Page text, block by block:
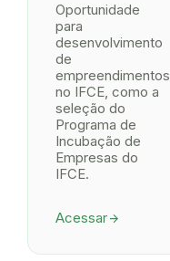
Oportunidade
para
desenvolvimento
de
empreendimentos
no IFCE, como a
seleção do
Programa de
Incubação de
Empresas do
IFCE.
Acessararrow_forward